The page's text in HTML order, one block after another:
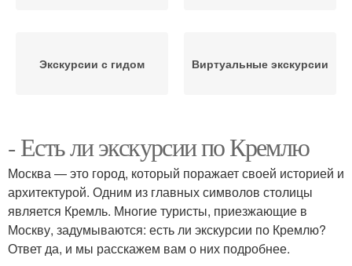
Экскурсии с гидом Виртуальные экскурсии
- Есть ли экскурсии по Кремлю
Москва — это город, который поражает своей историей и
архитектурой. Одним из главных символов столицы
является Кремль. Многие туристы, приезжающие в
Москву, задумываются: есть ли экскурсии по Кремлю?
Ответ да, и мы расскажем вам о них подробнее.